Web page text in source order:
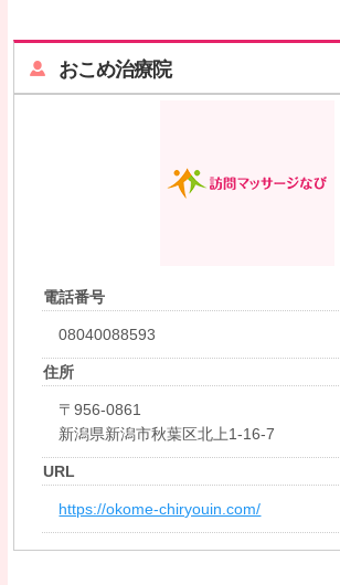
おこめ治療院
電話番号
08040088593
住所
〒956-0861
新潟県新潟市秋葉区北上1-16-7
URL
https://okome-chiryouin.com/